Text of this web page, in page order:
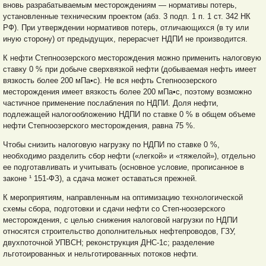
вновь разрабатываемым месторождениям — нормативы потерь,
установленные техническим проектом (абз. 3 подп. 1 п. 1 ст. 342 НК
РФ). При утверждении нормативов потерь, отличающихся (в ту или
иную сторону) от предыдущих, перерасчет НДПИ не производится.
К нефти Степноозерского месторождения можно применить налоговую
ставку 0 % при добыче сверхвязкой нефти (добываемая нефть имеет
вязкость более 200 мПа•с). Не вся нефть Степноозерского
месторождения имеет вязкость более 200 мПа•с, поэтому возможно
частичное применение послабления по НДПИ. Доля нефти,
подлежащей налогообложению НДПИ по ставке 0 % в общем объеме
нефти Степноозерского месторождения, равна 75 %.
Чтобы снизить налоговую нагрузку по НДПИ по ставке 0 %,
необходимо разделить сбор нефти («легкой» и «тяжелой»), отдельно
ее подготавливать и учитывать (основное условие, прописанное в
законе ¹ 151-ФЗ), а сдача может оставаться прежней.
К мероприятиям, направленным на оптимизацию технологической
схемы сбора, подготовки и сдачи нефти со Степ-ноозерского
месторождения, с целью снижения налоговой нагрузки по НДПИ
относятся строительство дополнительных нефтепроводов, ГЗУ,
двухпоточной УПВСН; реконструкция ДНС-1с; разделение
льготоированных и нельготированных потоков нефти.